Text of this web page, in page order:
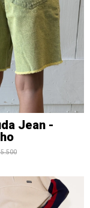
Jean -
5.500